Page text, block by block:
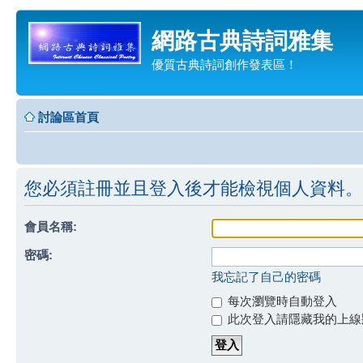
網路古典詩詞雅集
優質古典詩詞創作發表區！
討論區首頁
您必須註冊並且登入後才能檢視個人資料。
會員名稱:
密碼:
我忘記了自己的密碼
每次瀏覽時自動登入
此次登入請隱藏我的上